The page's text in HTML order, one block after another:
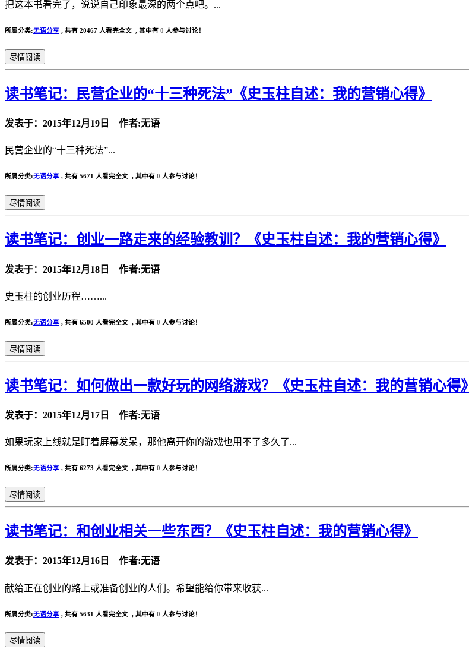
把这本书看完了，说说自己印象最深的两个点吧。...
所属分类:无语分享 , 共有 20467 人看完全文 , 其中有 0 人参与讨论！
尽情阅读
读书笔记：民营企业的“十三种死法”《史玉柱自述：我的营销心得》
发表于：2015年12月19日 作者:无语
民营企业的“十三种死法”...
所属分类:无语分享 , 共有 5671 人看完全文 , 其中有 0 人参与讨论！
尽情阅读
读书笔记：创业一路走来的经验教训？《史玉柱自述：我的营销心得》
发表于：2015年12月18日 作者:无语
史玉柱的创业历程……...
所属分类:无语分享 , 共有 6500 人看完全文 , 其中有 0 人参与讨论！
尽情阅读
读书笔记：如何做出一款好玩的网络游戏？《史玉柱自述：我的营销心得》
发表于：2015年12月17日 作者:无语
如果玩家上线就是盯着屏幕发呆，那他离开你的游戏也用不了多久了...
所属分类:无语分享 , 共有 6273 人看完全文 , 其中有 0 人参与讨论！
尽情阅读
读书笔记：和创业相关一些东西？《史玉柱自述：我的营销心得》
发表于：2015年12月16日 作者:无语
献给正在创业的路上或准备创业的人们。希望能给你带来收获...
所属分类:无语分享 , 共有 5631 人看完全文 , 其中有 0 人参与讨论！
尽情阅读